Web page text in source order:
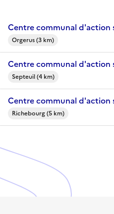
Centre communal d'action
Orgerus (3 km)
Centre communal d'action
Septeuil (4 km)
Centre communal d'action
Richebourg (5 km)